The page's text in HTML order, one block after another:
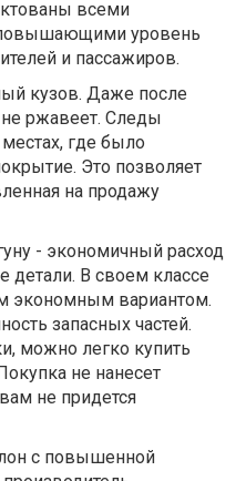
всеми
уровень
и пассажиров.
кузов. Даже после
не ржавеет. Следы
где было
Это позволяет
на продажу
- экономичный расход
детали. В своем классе
экономным вариантом.
запасных частей.
можно легко купить
не нанесет
не придется
с повышенной